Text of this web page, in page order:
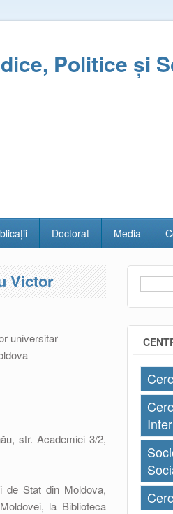
Politice și
Doctorat Media
Victor
universitar
str. Academiei 3/2,
de Stat din Moldova,
la Biblioteca